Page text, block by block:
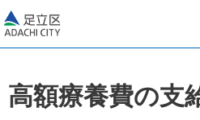
高額療養費の支